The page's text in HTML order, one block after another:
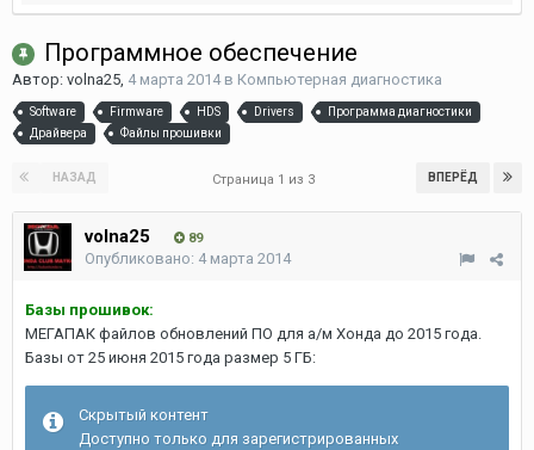
Программное обеспечение
Автор: volna25, 4 марта 2014в Компьютерная диагностика
Software Firmware HDS Drivers
Программа диагностики
Драйвера
Файлы прошивки
НАЗАД ВПЕРЁД
Страница 1 из 3
volna25 89
Опубликовано: 4 марта 2014
Базы прошивок:
МЕГАПАК файлов обновлений ПО для а/м Хонда до 2015 года.
Базы от 25 июня 2015 года размер 5 ГБ:
Скрытый контент
Доступно только для зарегистрированных